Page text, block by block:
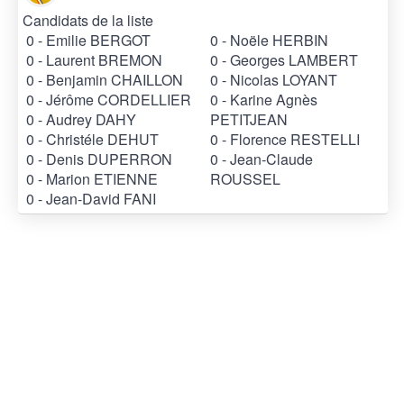
Candidats de la liste
0 - Emilie BERGOT
0 - Laurent BREMON
0 - Benjamin CHAILLON
0 - Jérôme CORDELLIER
0 - Audrey DAHY
0 - Christéle DEHUT
0 - Denis DUPERRON
0 - Marion ETIENNE
0 - Jean-David FANI
0 - Noële HERBIN
0 - Georges LAMBERT
0 - Nicolas LOYANT
0 - Karine Agnès
PETITJEAN
0 - Florence RESTELLI
0 - Jean-Claude
ROUSSEL